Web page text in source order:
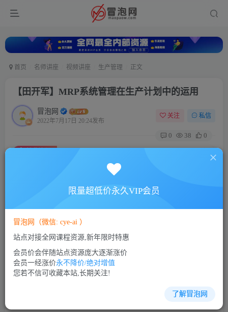
首页 名师讲座 视频讲座 生产管理 正文
【田开军】MRP系统管理在生产计划中的运用
冒泡网
2022年7月17日 20:24发布
关注 私信
0 38 0
【田开军】MRP系统管理在生产计划中的运用
此内容为付费资源，请付费后查看
5
VIP会员 免费
立即购买
您当前未登录！建议登陆后购买，可保存购买订单
限量超低价永久VIP会员
冒泡网（微信: cye-ai ）
站点对接全网课程资源,新年限时特惠
会员价会伴随站点资源庞大逐渐涨价
会员一经涨价永不降价/绝对增值
您若不信可收藏本站,长期关注!
了解冒泡网